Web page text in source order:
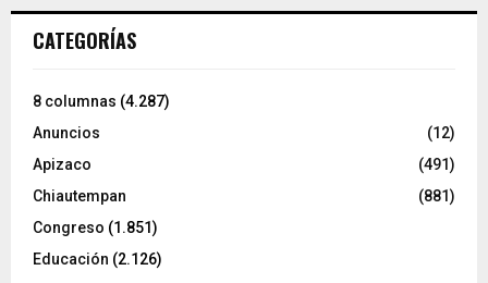
CATEGORÍAS
8 columnas (4.287)
Anuncios
(12)
Apizaco
(491)
Chiautempan
(881)
Congreso (1.851)
Educación (2.126)